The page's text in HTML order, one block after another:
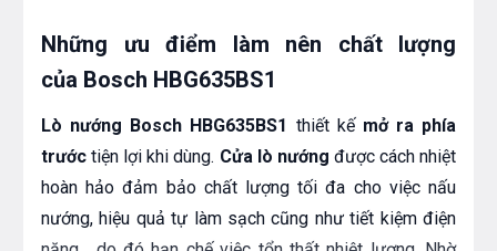
Những ưu điểm làm nên chất lượng
của Bosch HBG635BS1
Lò nướng Bosch HBG635BS1 thiết kế mở ra phía
trước tiện lợi khi dùng. Cửa lò nướng được cách nhiệt
hoàn hảo đảm bảo chất lượng tối đa cho việc nấu
nướng, hiệu quả tự làm sạch cũng như tiết kiệm điện